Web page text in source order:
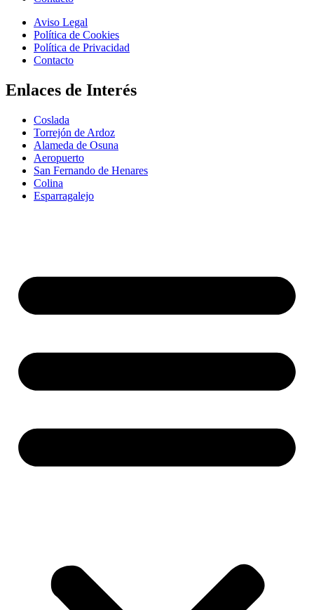
Aviso Legal
Política de Cookies
Política de Privacidad
Contacto
Enlaces de Interés
Coslada
Torrejón de Ardoz
Alameda de Osuna
Aeropuerto
San Fernando de Henares
Colina
Esparragalejo